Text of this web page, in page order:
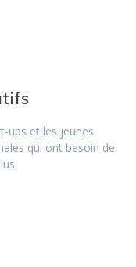
ups et les jeunes
qui ont besoin de